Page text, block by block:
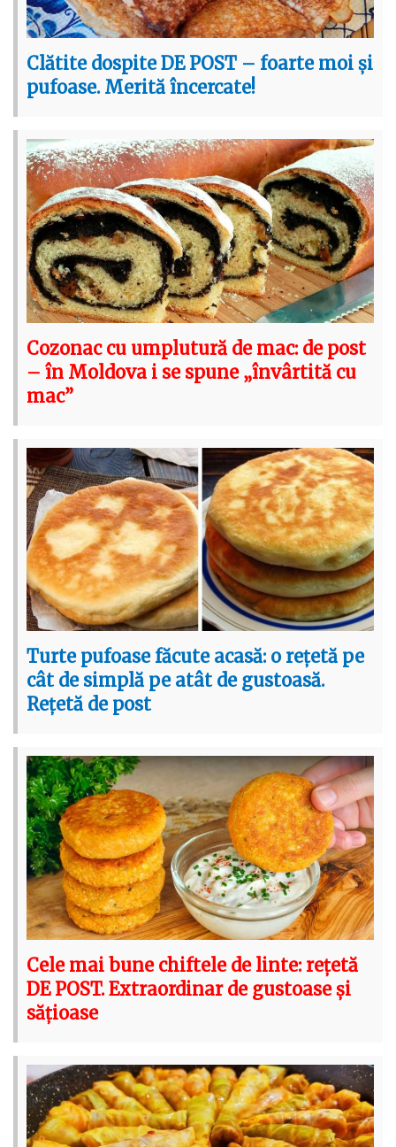
Clătite dospite DE POST – foarte moi și
pufoase. Merită încercate!
Cozonac cu umplutură de mac: de post
– în Moldova i se spune „învârtită cu
mac”
Turte pufoase făcute acasă: o rețetă pe
cât de simplă pe atât de gustoasă.
Rețetă de post
Cele mai bune chiftele de linte: rețetă
DE POST. Extraordinar de gustoase și
sățioase